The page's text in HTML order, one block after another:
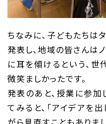
ちなみに、子どもたちは
発表し、地域の皆さんは
に耳を傾けるという、
微笑ましかったです。
発表のあと、授業に参
てみると、「アイデアを